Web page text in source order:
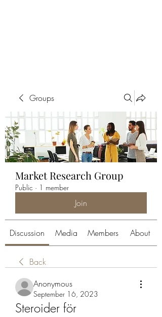
Groups
Market Research Group
Public · 1 member
Join
Discussion Media Members About
Back
Anonymous
September 16, 2023
Steroider för